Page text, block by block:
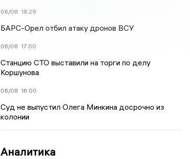
06/08 18:29
БАРС-Орел отбил атаку дронов ВСУ
06/08 17:00
Станцию СТО выставили на торги по делу
Коршунова
06/08 16:00
Суд не выпустил Олега Минкина досрочно из
колонии
Аналитика